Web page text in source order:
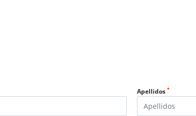
Apellidos *